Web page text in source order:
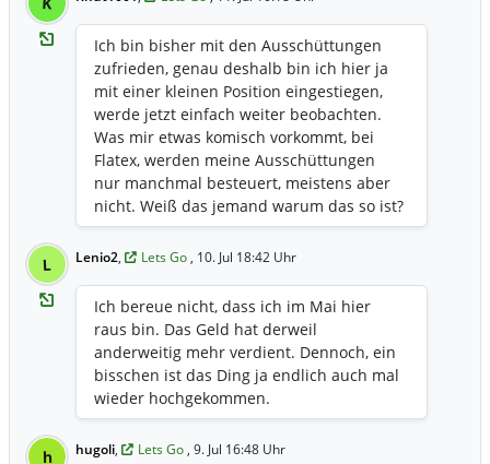
Ich bin bisher mit den Ausschüttungen
zufrieden, genau deshalb bin ich hier ja
mit einer kleinen Position eingestiegen,
werde jetzt einfach weiter beobachten.
Was mir etwas komisch vorkommt, bei
Flatex, werden meine Ausschüttungen
nur manchmal besteuert, meistens aber
nicht. Weiß das jemand warum das so ist?
Flatex ist doch ein Steuereinfacher Broker
in Österreich? Weiß hier jemand mehr?
L Lenio2, Lets Go , 10. Jul 18:42 Uhr
Ich bereue nicht, dass ich im Mai hier
raus bin. Das Geld hat derweil
anderweitig mehr verdient. Dennoch, ein
bisschen ist das Ding ja endlich auch mal
wieder hochgekommen.
h hugoli, Lets Go , 9. Jul 16:48 Uhr